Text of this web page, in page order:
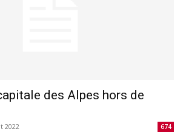
des Alpes hors de
2022 674